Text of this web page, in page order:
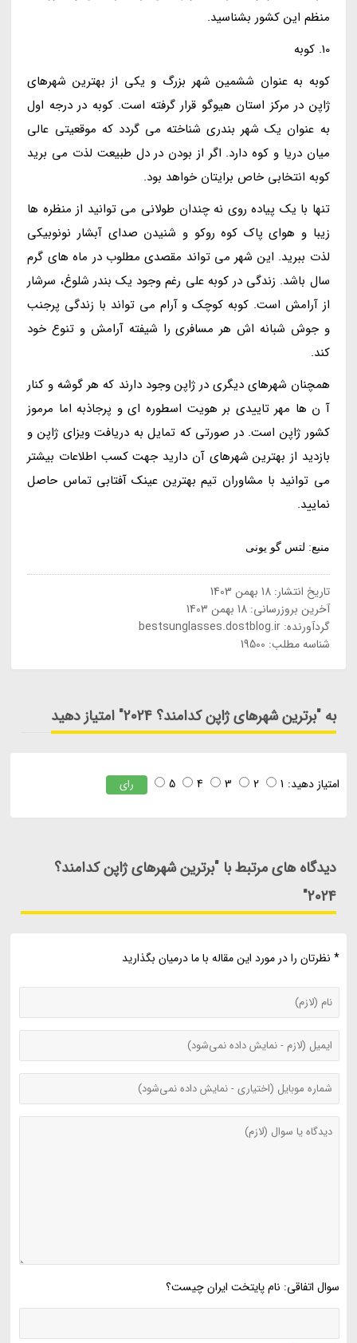
منظم این کشور بشناسید.
10. کوبه
کوبه به عنوان ششمین شهر بزرگ و یکی از بهترین شهرهای
ژاپن در مرکز استان هیوگو قرار گرفته است. کوبه در درجه اول
به عنوان یک شهر بندری شناخته می گردد که موقعیتی عالی
میان دریا و کوه دارد. اگر از بودن در دل طبیعت لذت می برید
کوبه انتخابی خاص برایتان خواهد بود.
تنها با یک پیاده روی نه چندان طولانی می توانید از منظره ها
زیبا و هوای پاک کوه روکو و شنیدن صدای آبشار نونوبیکی
لذت ببرید. این شهر می تواند مقصدی مطلوب در ماه های گرم
سال باشد. زندگی در کوبه علی رغم وجود یک بندر شلوغ، سرشار
از آرامش است. کوبه کوچک و آرام می تواند با زندگی پرجنب
و جوش شبانه اش هر مسافری را شیفته آرامش و تنوع خود
کند.
همچنان شهرهای دیگری در ژاپن وجود دارند که هر گوشه و کنار
آ ن ها مهر تاییدی بر هویت اسطوره ای و پرجاذبه اما مرموز
کشور ژاپن است. در صورتی که تمایل به دریافت ویزای ژاپن و
بازدید از بهترین شهرهای آن دارید جهت کسب اطلاعات بیشتر
می توانید با مشاوران تیم بهترین عینک آفتابی تماس حاصل
نمایید.
منبع: لتس گو یونی
تاریخ انتشار:18 بهمن 1403
آخرین بروزرسانی:18 بهمن 1403
گردآورنده:bestsunglasses.dostblog.ir
شناسه مطلب: 19500
به "برترین شهرهای ژاپن کدامند؟ 2024" امتیاز دهید
امتیاز دهید: 1
2
3
4
5 رای
دیدگاه های مرتبط با "برترین شهرهای ژاپن کدامند؟
2024"
* نظرتان را در مورد این مقاله با ما درمیان بگذارید
سوال اتفاقی: نام پایتخت ایران چیست؟